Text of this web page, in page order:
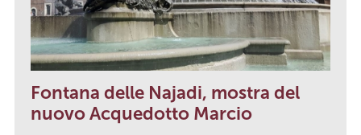
Fontana delle Najadi, mostra del
nuovo Acquedotto Marcio